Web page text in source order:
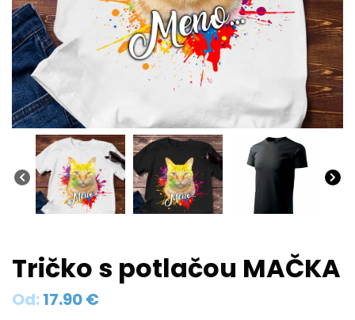
Tričko s potlačou MAČKA
Od:17.90€